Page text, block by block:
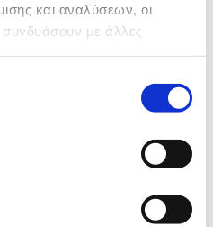
και αναλύσεων, οι
συνδυάσουν με άλλες